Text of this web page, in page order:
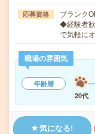
応募資格
ブランク
◆経験者
で気軽に
職場の雰囲気
年齢層
20代
気になる!